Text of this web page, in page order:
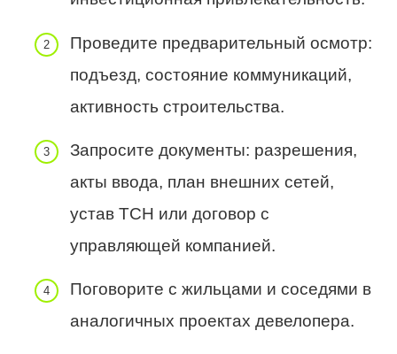
Проведите предварительный осмотр:
подъезд, состояние коммуникаций,
активность строительства.
Запросите документы: разрешения,
акты ввода, план внешних сетей,
устав ТСН или договор с
управляющей компанией.
Поговорите с жильцами и соседями в
аналогичных проектах девелопера.